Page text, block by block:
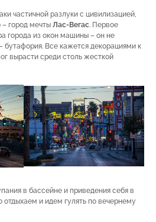
частичной разлуки с цивилизацией,
город мечты Лас-Вегас. Первое
города из окон машины – он не
Все кажется декорациями к
вырасти среди столь жесткой
в бассейне и приведения себя в
и идем гулять по вечернему